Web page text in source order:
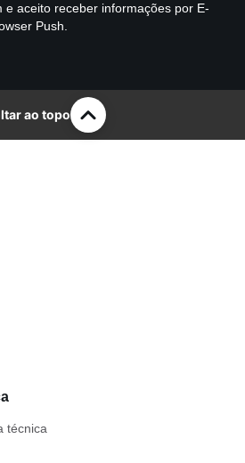
e aceito receber informações por E-
Push.
ao topo
técnica